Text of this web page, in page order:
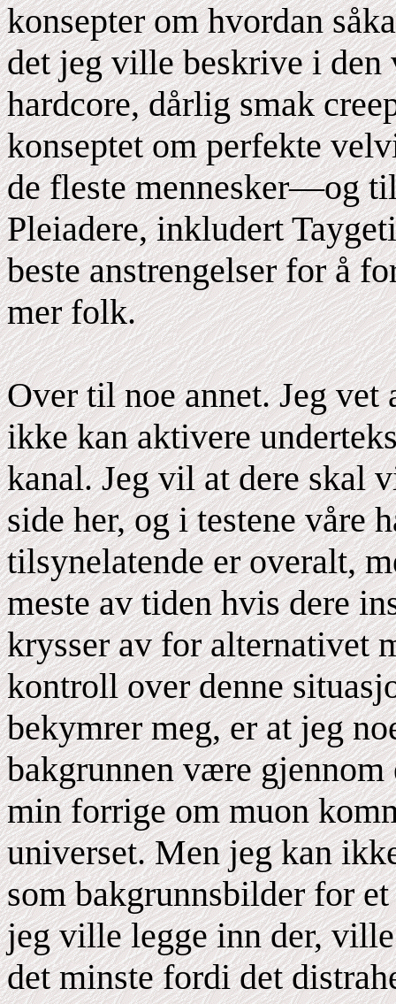
konsepter om hvordan
det jeg ville beskrive i den
hardcore, dårlig smak
konseptet om perfekte
de fleste mennesker—og
Pleiadere, inkludert
beste anstrengelser for å
mer folk.
Over til noe annet. Jeg vet
ikke kan aktivere
kanal. Jeg vil at dere skal
side her, og i testene våre
tilsynelatende er overalt,
meste av tiden hvis dere
krysser av for alternativet
kontroll over denne
bekymrer meg, er at jeg
bakgrunnen være
min forrige om muon
universet. Men jeg kan
som bakgrunnsbilder for
jeg ville legge inn der,
det minste fordi det